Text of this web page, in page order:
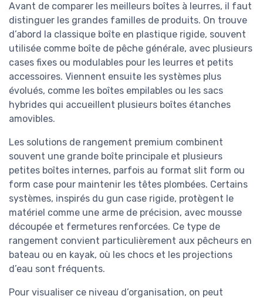
Avant de comparer les meilleurs boîtes à leurres, il faut
distinguer les grandes familles de produits. On trouve
d’abord la classique boîte en plastique rigide, souvent
utilisée comme boîte de pêche générale, avec plusieurs
cases fixes ou modulables pour les leurres et petits
accessoires. Viennent ensuite les systèmes plus
évolués, comme les boîtes empilables ou les sacs
hybrides qui accueillent plusieurs boîtes étanches
amovibles.
Les solutions de rangement premium combinent
souvent une grande boîte principale et plusieurs
petites boîtes internes, parfois au format slit form ou
form case pour maintenir les têtes plombées. Certains
systèmes, inspirés du gun case rigide, protègent le
matériel comme une arme de précision, avec mousse
découpée et fermetures renforcées. Ce type de
rangement convient particulièrement aux pêcheurs en
bateau ou en kayak, où les chocs et les projections
d’eau sont fréquents.
Pour visualiser ce niveau d’organisation, on peut